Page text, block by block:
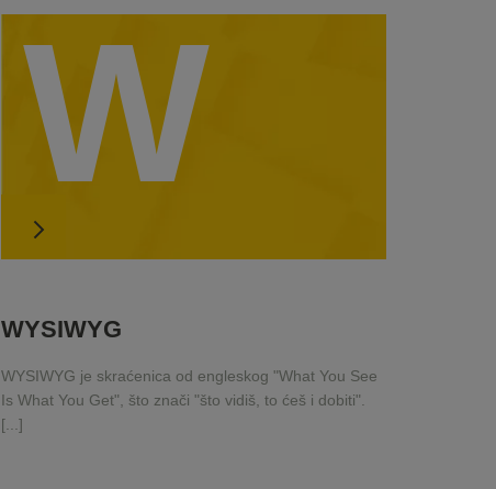
W
WYSIWYG
WYSIWYG je skraćenica od engleskog "What You See
Is What You Get", što znači "što vidiš, to ćeš i dobiti".
[...]